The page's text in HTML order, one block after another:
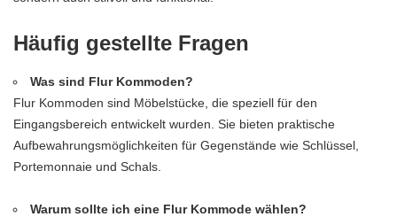
Häufig gestellte Fragen
Was sind Flur Kommoden?
Flur Kommoden sind Möbelstücke, die speziell für den
Eingangsbereich entwickelt wurden. Sie bieten praktische
Aufbewahrungsmöglichkeiten für Gegenstände wie Schlüssel,
Portemonnaie und Schals.
Warum sollte ich eine Flur Kommode wählen?